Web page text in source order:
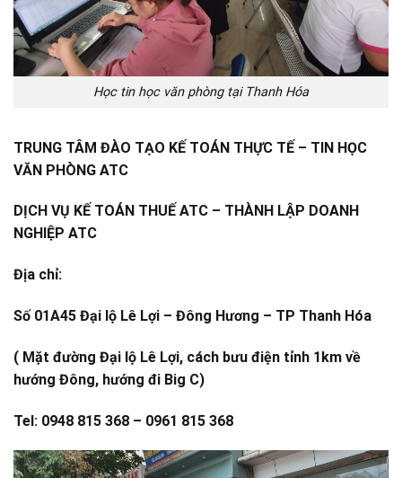
Học tin học văn phòng tại Thanh Hóa
TRUNG TÂM ĐÀO TẠO KẾ TOÁN THỰC TẾ – TIN HỌC
VĂN PHÒNG ATC
DỊCH VỤ KẾ TOÁN THUẾ ATC – THÀNH LẬP DOANH
NGHIỆP ATC
Địa chỉ:
Số 01A45 Đại lộ Lê Lợi – Đông Hương – TP Thanh Hóa
( Mặt đường Đại lộ Lê Lợi, cách bưu điện tỉnh 1km về
hướng Đông, hướng đi Big C)
Tel: 0948 815 368 – 0961 815 368